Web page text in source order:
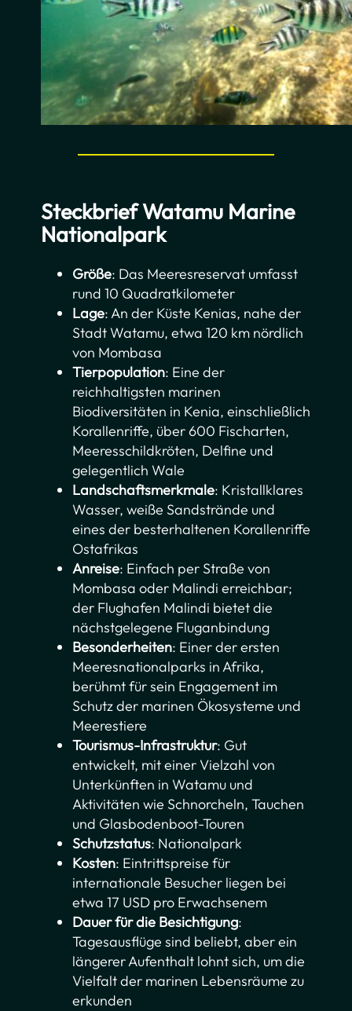
Steckbrief Watamu Marine
Nationalpark
Größe: Das Meeresreservat umfasst
rund 10 Quadratkilometer
Lage: An der Küste Kenias, nahe der
Stadt Watamu, etwa 120 km nördlich
von Mombasa
Tierpopulation: Eine der
reichhaltigsten marinen
Biodiversitäten in Kenia, einschließlich
Korallenriffe, über 600 Fischarten,
Meeresschildkröten, Delfine und
gelegentlich Wale
Landschaftsmerkmale: Kristallklares
Wasser, weiße Sandstrände und
eines der besterhaltenen Korallenriffe
Ostafrikas
Anreise: Einfach per Straße von
Mombasa oder Malindi erreichbar;
der Flughafen Malindi bietet die
nächstgelegene Fluganbindung
Besonderheiten: Einer der ersten
Meeresnationalparks in Afrika,
berühmt für sein Engagement im
Schutz der marinen Ökosysteme und
Meerestiere
Tourismus-Infrastruktur: Gut
entwickelt, mit einer Vielzahl von
Unterkünften in Watamu und
Aktivitäten wie Schnorcheln, Tauchen
und Glasbodenboot-Touren
Schutzstatus: Nationalpark
Kosten: Eintrittspreise für
internationale Besucher liegen bei
etwa 17 USD pro Erwachsenem
Dauer für die Besichtigung:
Tagesausflüge sind beliebt, aber ein
längerer Aufenthalt lohnt sich, um die
Vielfalt der marinen Lebensräume zu
erkunden